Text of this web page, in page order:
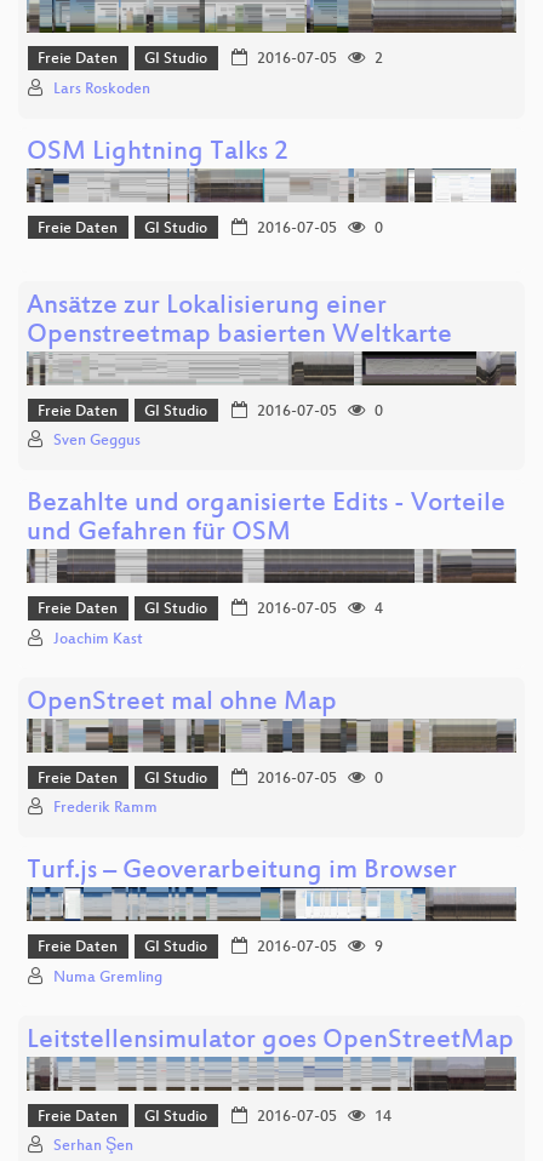
Freie Daten GI Studio 2016-07-05
2
Lars Roskoden
OSM Lightning Talks 2
Freie Daten GI Studio 2016-07-05 0
Ansätze zur Lokalisierung einer
Openstreetmap basierten Weltkarte
Freie Daten GI Studio 2016-07-05
0
Sven Geggus
Bezahlte und organisierte Edits - Vorteile
und Gefahren für OSM
Freie Daten GI Studio 2016-07-05
4
Joachim Kast
OpenStreet mal ohne Map
Freie Daten GI Studio 2016-07-05
0
Frederik Ramm
Turf.js – Geoverarbeitung im Browser
Freie Daten GI Studio 2016-07-05
9
Numa Gremling
Leitstellensimulator goes OpenStreetMap
Freie Daten GI Studio 2016-07-05
14
Serhan Şen